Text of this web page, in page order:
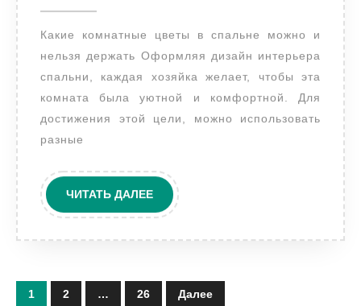
спальне
можно
и
нельзя
Какие комнатные цветы в спальне можно и
нельзя держать Оформляя дизайн интерьера
спальни, каждая хозяйка желает, чтобы эта
комната была уютной и комфортной. Для
достижения этой цели, можно использовать
разные
ЧИТАТЬ ДАЛЕЕЧИТАТЬ
ДАЛЕЕ
Пагинация
1 2 … 26 Далее